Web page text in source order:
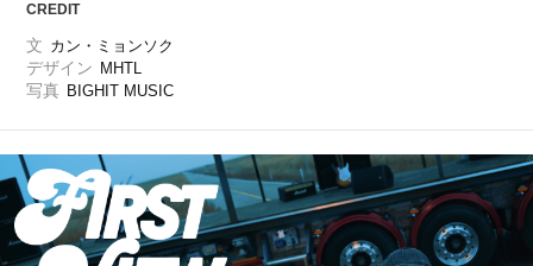
CREDIT
文 カン・ミョンソク
デザイン MHTL
写真 BIGHIT MUSIC